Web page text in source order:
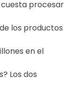
procesar
los productos
en el
Los dos